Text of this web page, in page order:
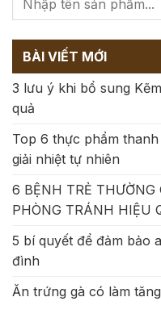
BÀI VIẾT MỚI
3 lưu ý khi bổ sung
quả
Top 6 thực phẩm
giải nhiệt tự nhiên
6 BỆNH TRẺ THƯỜNG
PHÒNG TRÁNH HIỆU
5 bí quyết để đảm bảo
đình
Ăn trứng gà có làm